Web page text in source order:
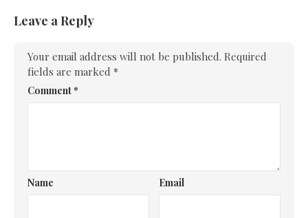
Leave a Reply
Your email address will not be published. Required
fields are marked *
Comment*
Name Email